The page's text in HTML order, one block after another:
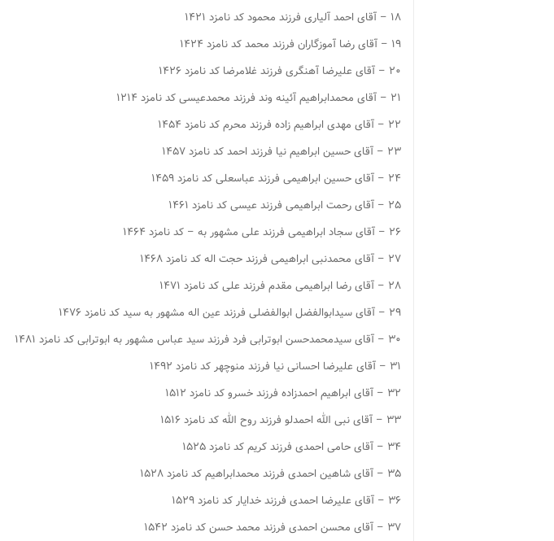
۱۸ – آقای احمد آلیاری فرزند محمود کد نامزد ۱۴۲۱
۱۹ – آقای رضا آموزگاران فرزند محمد کد نامزد ۱۴۲۴
۲۰ – آقای علیرضا آهنگری فرزند غلامرضا کد نامزد ۱۴۲۶
۲۱ – آقای محمدابراهیم آئینه وند فرزند محمدعیسی کد نامزد ۱۲۱۴
۲۲ – آقای مهدی ابراهیم زاده فرزند محرم کد نامزد ۱۴۵۴
۲۳ – آقای حسین ابراهیم نیا فرزند احمد کد نامزد ۱۴۵۷
۲۴ – آقای حسین ابراهیمی فرزند عباسعلی کد نامزد ۱۴۵۹
۲۵ – آقای رحمت ابراهیمی فرزند عیسی کد نامزد ۱۴۶۱
۲۶ – آقای سجاد ابراهیمی فرزند علی مشهور به – کد نامزد ۱۴۶۴
۲۷ – آقای محمدنبی ابراهیمی فرزند حجت اله کد نامزد ۱۴۶۸
۲۸ – آقای رضا ابراهیمی مقدم فرزند علی کد نامزد ۱۴۷۱
۲۹ – آقای سیدابوالفضل ابوالفضلی فرزند عین اله مشهور به سید کد نامزد ۱۴۷۶
۳۰ – آقای سیدمحمدحسن ابوترابی فرد فرزند سید عباس مشهور به ابوترابی کد نامزد ۱۴۸۱
۳۱ – آقای علیرضا احسانی نیا فرزند منوچهر کد نامزد ۱۴۹۲
۳۲ – آقای ابراهیم احمدزاده فرزند خسرو کد نامزد ۱۵۱۲
۳۳ – آقای نبی الله احمدلو فرزند روح الله کد نامزد ۱۵۱۶
۳۴ – آقای حامی احمدی فرزند کریم کد نامزد ۱۵۲۵
۳۵ – آقای شاهین احمدی فرزند محمدابراهیم کد نامزد ۱۵۲۸
۳۶ – آقای علیرضا احمدی فرزند خدایار کد نامزد ۱۵۲۹
۳۷ – آقای محسن احمدی فرزند محمد حسن کد نامزد ۱۵۴۲